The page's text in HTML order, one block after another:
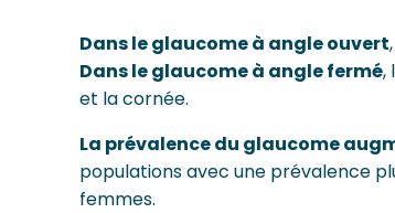
Dans le glaucome à angle ouvert
Dans le glaucome à angle fermé,
et la cornée.
La prévalence du glaucome
populations avec une prévalence
femmes.